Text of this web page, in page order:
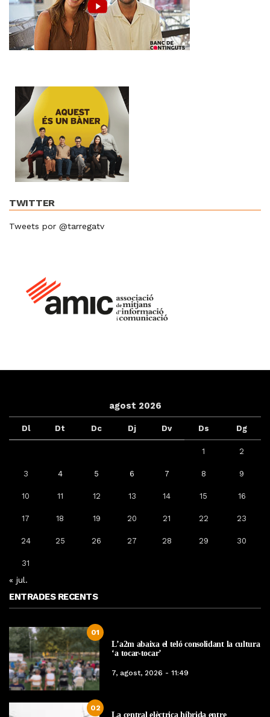
TWITTER
Tweets por @tarregatv
agost 2026
Dl Dt Dc Dj Dv Ds Dg
1 2
3 4 5 6 7 8 9
10 11 12 13 14 15 16
17 18 19 20 21 22 23
24 25 26 27 28 29 30
31
« jul.
ENTRADES RECENTS
01
L’a2m abaixa el teló consolidant la cultura
‘a tocar-tocar’
7, agost, 2026 - 11:49
02
La central elèctrica híbrida entre